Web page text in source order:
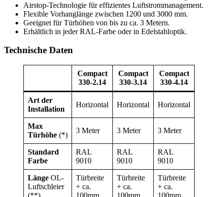
Airstop-Technologie für effizientes Luftstrommanagement.
Flexible Vorhanglänge zwischen 1200 und 3000 mm.
Geeignet für Türhöhen von bis zu ca. 3 Metern.
Erhältlich in jeder RAL-Farbe oder in Edelstahloptik.
Technische Daten
Compact
330-2.14
Compact
330-3.14
Compact
330-4.14
Art der
Installation
Horizontal Horizontal Horizontal
Max
Türhöhe (*)
3 Meter 3 Meter 3 Meter
Standard
Farbe
RAL
9010
RAL
9010
RAL
9010
Länge OL-
Luftschleier
(**)
Türbreite
+ ca.
100mm
Türbreite
+ ca.
100mm
Türbreite
+ ca.
100mm